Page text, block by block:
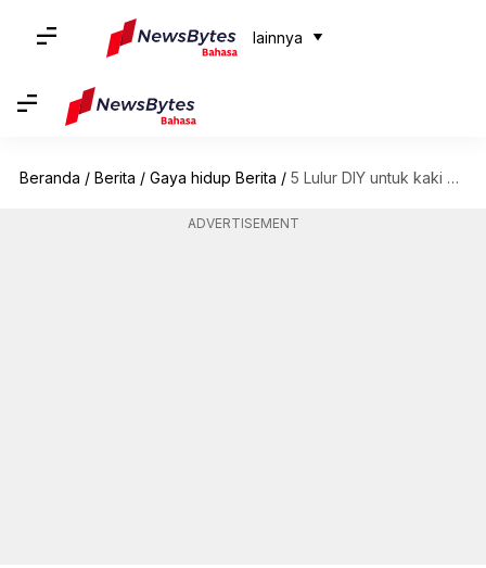
lainnya
Beranda / Berita / Gaya hidup Berita / 5 Lulur DIY untuk kaki yang lembut dan terawat
ADVERTISEMENT